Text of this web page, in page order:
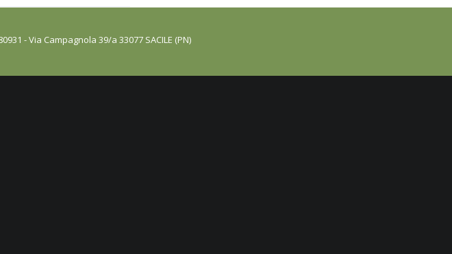
- Via Campagnola 39/a 33077 SACILE (PN)